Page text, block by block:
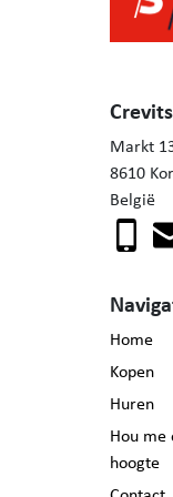
dan gerust
Markt
8610
België
Home
Kopen
Huren
Hou me
hoogte